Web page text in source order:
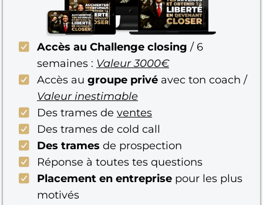
Accès au Challenge closing / 6
semaines : Valeur 3000€
Accès au groupe privé avec ton coach /
Valeur inestimable
Des trames de ventes
Des trames de cold call
Des trames de prospection
Réponse à toutes tes questions
Placement en entreprise pour les plus
motivés